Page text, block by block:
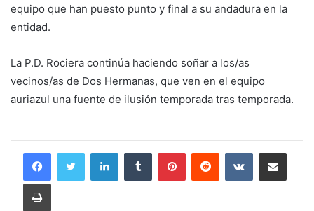
equipo que han puesto punto y final a su andadura en la
entidad.
La P.D. Rociera continúa haciendo soñar a los/as
vecinos/as de Dos Hermanas, que ven en el equipo
auriazul una fuente de ilusión temporada tras temporada.